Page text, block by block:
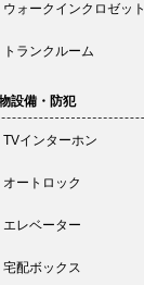
ウォークインクロゼット
トランクルーム
備・防犯
TVインターホン
オートロック
エレベーター
宅配ボックス